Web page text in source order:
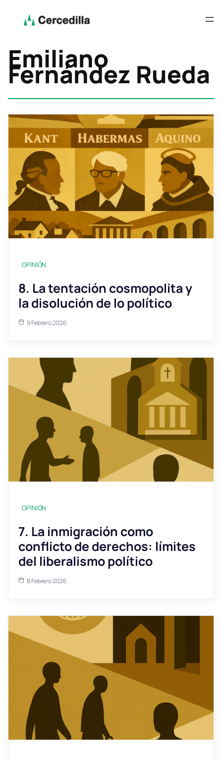
Emiliano
Fernández Rueda
OPINIÓN
8. La tentación cosmopolita y
la disolución de lo político
9 Febrero 2026
OPINIÓN
7. La inmigración como
conflicto de derechos: límites
del liberalismo político
8 Febrero 2026